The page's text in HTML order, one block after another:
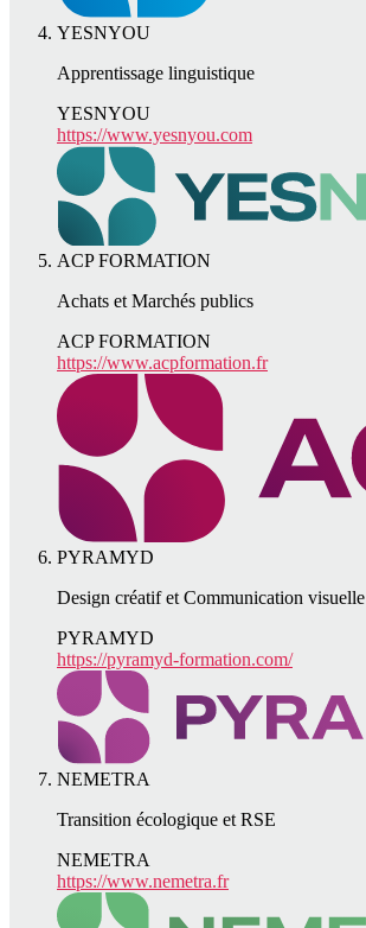
YESNYOU
Apprentissage linguistique
YESNYOU
https://www.yesnyou.com
ACP FORMATION
Achats et Marchés publics
ACP FORMATION
https://www.acpformation.fr
PYRAMYD
Design créatif et Communication visuelle
PYRAMYD
https://pyramyd-formation.com/
NEMETRA
Transition écologique et RSE
NEMETRA
https://www.nemetra.fr